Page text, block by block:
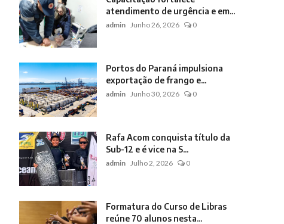
atendimento de urgência e em...
admin Junho 26, 2026 0
Portos do Paraná impulsiona
exportação de frango e...
admin Junho 30, 2026 0
Rafa Acom conquista título da
Sub-12 e é vice na S...
admin Julho 2, 2026 0
Formatura do Curso de Libras
reúne 70 alunos nesta...